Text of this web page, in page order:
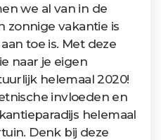
we al van in de
zonnige vakantie is
toe is. Met deze
naar je eigen
helemaal 2020!
invloeden en
helemaal
Denk bij deze